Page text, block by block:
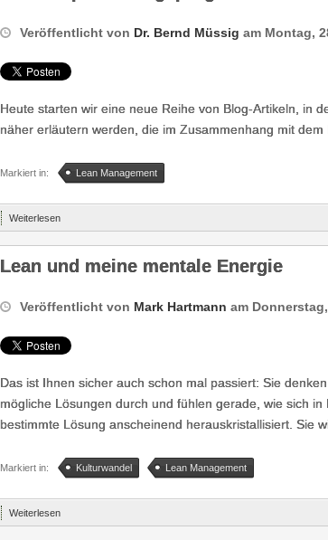
Veröffentlicht von Dr. Bernd Müssig am Montag,
Heute starten wir eine neue Reihe von Blog-Artikeln, in
näher erläutern werden, die im Zusammenhang mit dem
Markiert in: Lean Management
Weiterlesen
Lean und meine mentale Energie
Veröffentlicht von Mark Hartmann am
Das ist Ihnen sicher auch schon mal passiert: Sie
mögliche Lösungen durch und fühlen gerade, wie sich
bestimmte Lösung anscheinend herauskristallisiert. Sie
Markiert in: Kulturwandel Lean Management
Weiterlesen